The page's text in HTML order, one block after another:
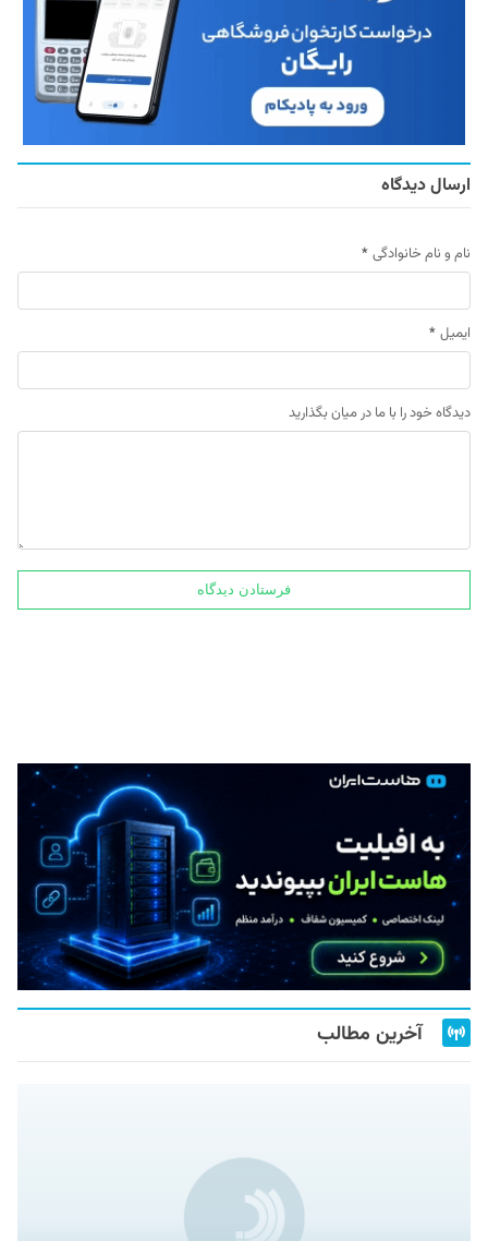
ارسال دیدگاه
نام و نام خانوادگی *
ایمیل *
دیدگاه خود را با ما در میان بگذارید
آخرین مطالب